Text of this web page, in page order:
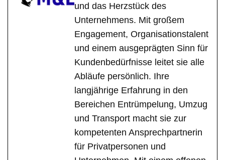
und das Herzstück des
Unternehmens. Mit großem
Engagement, Organisationstalent
und einem ausgeprägten Sinn für
Kundenbedürfnisse leitet sie alle
Abläufe persönlich. Ihre
langjährige Erfahrung in den
Bereichen Entrümpelung, Umzug
und Transport macht sie zur
kompetenten Ansprechpartnerin
für Privatpersonen und